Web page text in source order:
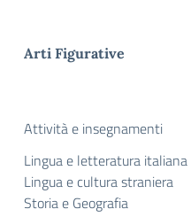
Arti Figurative
Attività e insegnamenti
Lingua e letteratura italiana
Lingua e cultura straniera
Storia e Geografia